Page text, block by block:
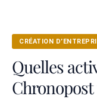
CRÉATION
Quelles